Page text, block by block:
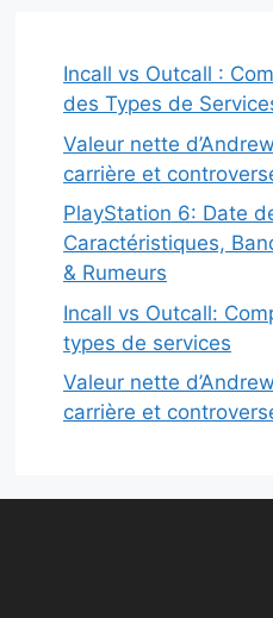
Incall vs Outcall :
des Types de
Valeur nette
carrière et
PlayStation 6: Date
Caractéristiques,
& Rumeurs
Incall vs Outcall:
types de services
Valeur nette
carrière et